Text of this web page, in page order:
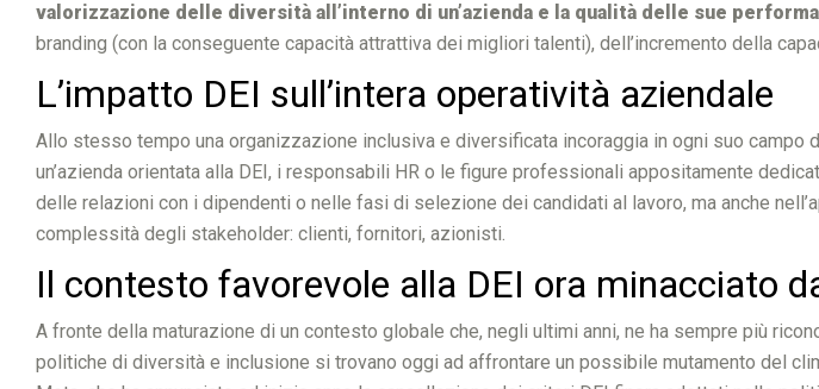
valorizzazione delle diversità all’interno di un’azienda e la qualità delle sue
branding (con la conseguente capacità attrattiva dei migliori talenti), dell’incremento della
L’impatto DEI sull’intera operatività aziendale
Allo stesso tempo una organizzazione inclusiva e diversificata incoraggia in ogni suo
un’azienda orientata alla DEI, i responsabili HR o le figure professionali appositamente
delle relazioni con i dipendenti o nelle fasi di selezione dei candidati al lavoro, ma anche
complessità degli stakeholder: clienti, fornitori, azionisti.
Il contesto favorevole alla DEI ora minacciato
A fronte della maturazione di un contesto globale che, negli ultimi anni, ne ha sempre più
politiche di diversità e inclusione si trovano oggi ad affrontare un possibile mutamento del